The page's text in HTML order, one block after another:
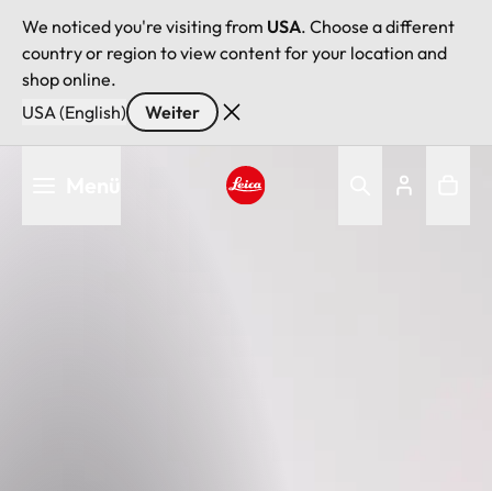
We noticed you're visiting from USA. Choose a different
country or region to view content for your location and
shop online.
USA (English)
Weiter